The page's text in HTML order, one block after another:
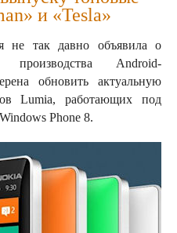
и «Tesla»
не так давно объявила о
производства Android-
обновить актуальную
Lumia, работающих под
Phone 8.